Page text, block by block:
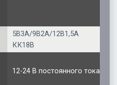
5В3А/9В2А/12В1,5А
КК18В
12-24 В постоянного тока